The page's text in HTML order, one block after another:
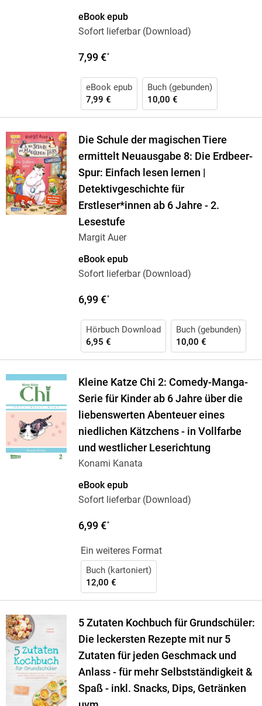
eBook epub
Sofort lieferbar (Download)
7,99 €*
eBook epub
7,99 €
Buch (gebunden)
10,00 €
Die Schule der magischen Tiere
ermittelt Neuausgabe 8: Die Erdbeer-
Spur: Einfach lesen lernen |
Detektivgeschichte für
Erstleser*innen ab 6 Jahre - 2.
Lesestufe
Margit Auer
eBook epub
Sofort lieferbar (Download)
6,99 €*
Hörbuch Download
6,95 €
Buch (gebunden)
10,00 €
Kleine Katze Chi 2: Comedy-Manga-
Serie für Kinder ab 6 Jahre über die
liebenswerten Abenteuer eines
niedlichen Kätzchens - in Vollfarbe
und westlicher Leserichtung
Konami Kanata
eBook epub
Sofort lieferbar (Download)
6,99 €*
Ein weiteres Format
Buch (kartoniert)
12,00 €
5 Zutaten Kochbuch für Grundschüler:
Die leckersten Rezepte mit nur 5
Zutaten für jeden Geschmack und
Anlass - für mehr Selbstständigkeit &
Spaß - inkl. Snacks, Dips, Getränken